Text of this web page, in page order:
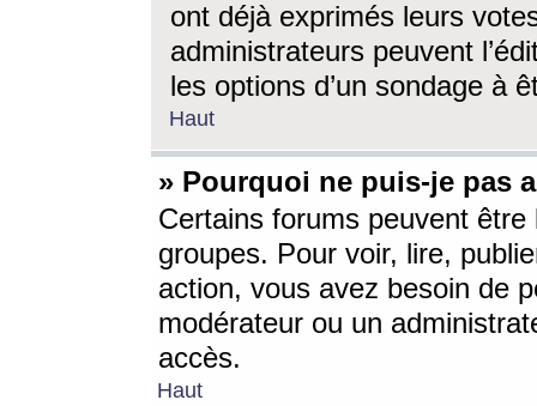
ont déjà exprimés leurs
administrateurs peuvent
les options d’un sondage à
Haut
» Pourquoi ne puis-je pas
Certains forums peuvent être
groupes. Pour voir, lire,
action, vous avez besoin de
modérateur ou un
accès.
Haut